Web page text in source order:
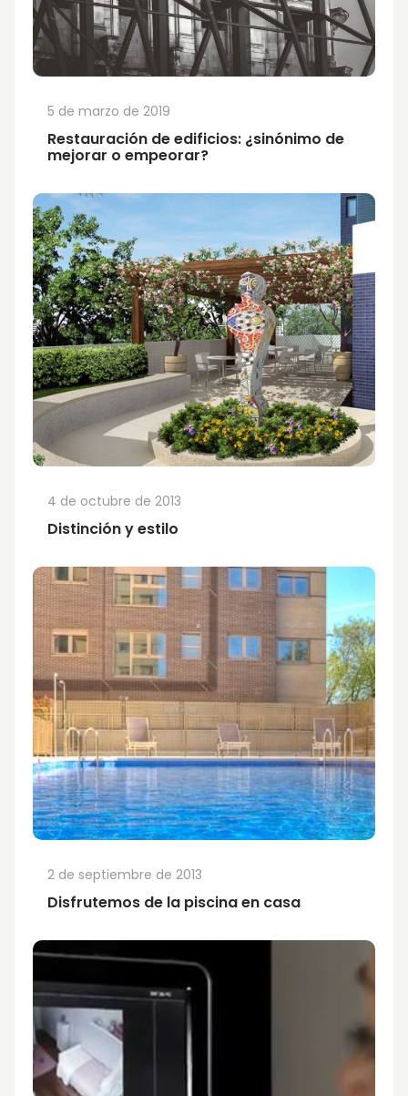
Restauración de edificios: ¿sinónimo de
mejorar o empeorar?
5 de marzo de 2019
Distinción y estilo
4 de octubre de 2013
Disfrutemos de la piscina en casa
2 de septiembre de 2013